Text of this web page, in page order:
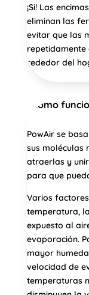
¡Si! Las
eliminan las
evitar que las
repetidamente
rededor del
¿Cómo
PowAir se
sus moléculas
atraerlas y
para que
Varios
temperatura,
expuesto al
evaporación.
mayor
velocidad de
temperaturas